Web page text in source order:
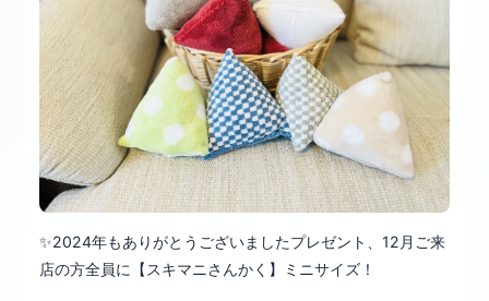
✨2024年もありがとうございましたプレゼント、12月ご来
店の方全員に【スキマニさんかく】ミニサイズ！